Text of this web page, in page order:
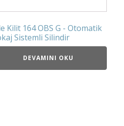
Kilit 164 OBS G - Otomatik
Sistemli Silindir
DEVAMINI OKU